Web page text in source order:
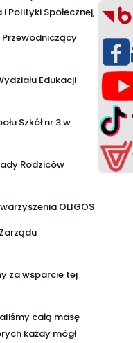
Polityki Społecznej,
Edukacji
Szkół nr 3 w
Rodziców
OLIGOS
za wsparcie tej
całą masę
każdy mógł